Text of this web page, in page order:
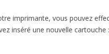
imprimante, vous pouvez
inséré une nouvelle cartouche :